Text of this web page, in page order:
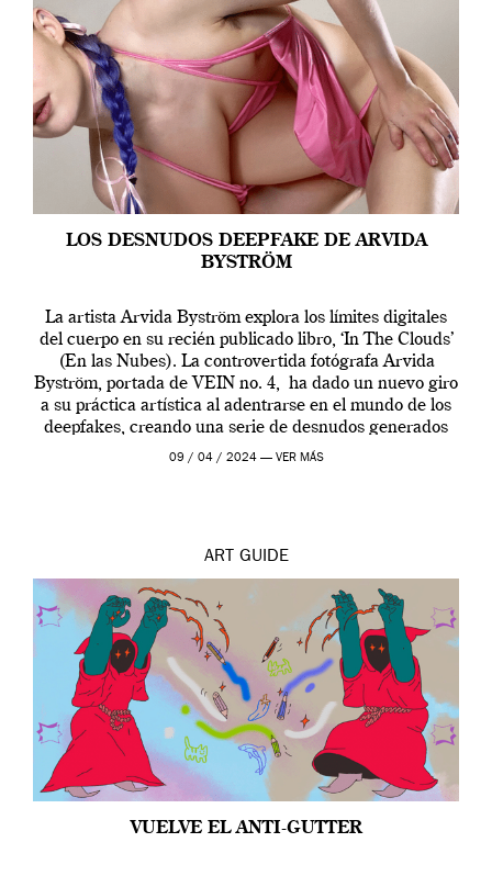
LOS DESNUDOS DEEPFAKE DE ARVIDA
BYSTRÖM
La artista Arvida Byström explora los límites digitales
del cuerpo en su recién publicado libro, ‘In The Clouds’
(En las Nubes). La controvertida fotógrafa Arvida
Byström, portada de VEIN no. 4, ha dado un nuevo giro
a su práctica artística al adentrarse en el mundo de los
deepfakes, creando una serie de desnudos generados
por […]
09 / 04 / 2024 — VER MÁS
ART GUIDE
VUELVE EL ANTI-GUTTER